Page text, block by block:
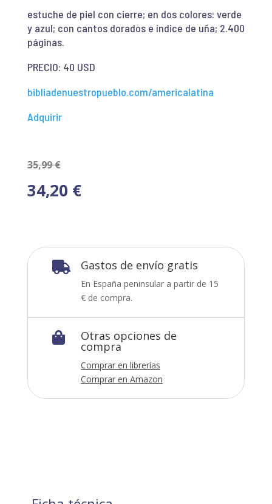
estuche de piel con cierre; en dos colores: verde
y azul; con cantos dorados e índice de uña; 2.400
páginas.
PRECIO: 40 USD
bibliadenuestropueblo.com/americalatina
Adquirir
35,99€
34,20 €
 Gastos de envío gratis
En España peninsular a partir de 15
€ de compra.
 Otras opciones de
compra
Comprar en librerías
Comprar en Amazon